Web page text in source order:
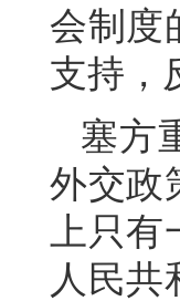
会制度
支持，
塞方
外交政
上只
人民